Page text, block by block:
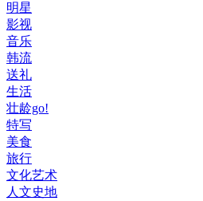
明星
影视
音乐
韩流
送礼
生活
壮龄go!
特写
美食
旅行
文化艺术
人文史地